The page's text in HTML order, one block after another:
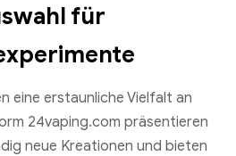
für
eine erstaunliche Vielfalt an
24vaping.com präsentieren
neue Kreationen und bieten